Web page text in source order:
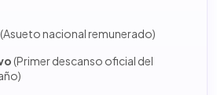
(Asueto nacional remunerado)
(Primer descanso oficial del